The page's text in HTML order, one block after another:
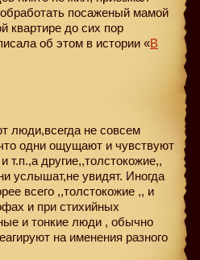
посаженый мамой
квартире до сих пор
об этом в истории «В
люди,всегда не совсем
одни ощущают и чувствуют
т.п.,а другие,,толстокожие,,
услышат,не увидят. Иногда
всего ,,толстокожие ,, и
и при стихийных
и тонкие люди , обычно
на именения разного